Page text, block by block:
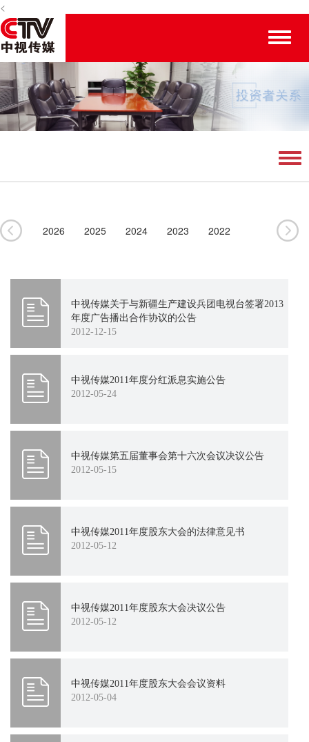
<
Toggle
2026 2025 2024 2023 2022
2016 2015 2014 2013 2012
2010
中视传媒关于与新疆生产建设兵团电视台签署2013
年度广告播出合作协议的公告
2012-12-15
中视传媒2011年度分红派息实施公告
2012-05-24
中视传媒第五届董事会第十六次会议决议公告
2012-05-15
中视传媒2011年度股东大会的法律意见书
2012-05-12
中视传媒2011年度股东大会决议公告
2012-05-12
中视传媒2011年度股东大会会议资料
2012-05-04